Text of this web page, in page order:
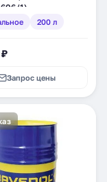
1)
200 л
Запрос цены